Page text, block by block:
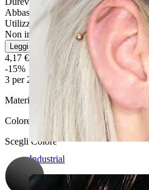
Industrial
Abbastanza facile
Utilizzo occasionale
Non indicato per pelli sensibili
Leggi di più
4,17 € 4,90 €
-15%
3 per 2
Materiale:
Acciaio chirurgico / Acrilico
Colore
Scegli Colore